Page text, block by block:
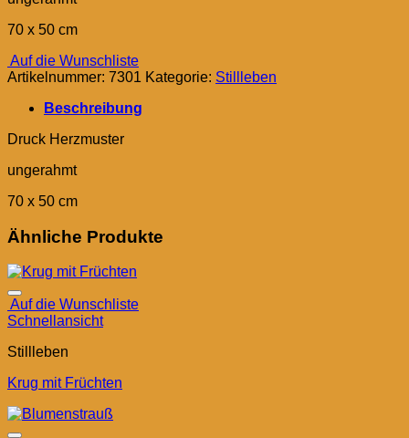
70 x 50 cm
Auf die Wunschliste
Artikelnummer: 7301 Kategorie: Stillleben
Beschreibung
Druck Herzmuster
ungerahmt
70 x 50 cm
Ähnliche Produkte
Auf die Wunschliste
Schnellansicht
Stillleben
Krug mit Früchten